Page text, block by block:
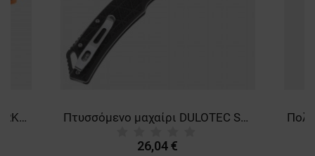
Φακός κεφαλής DULOTEC SPARK 700 Πτυσσόμενο μαχαίρι DULOTEC SRM 92О1-PL
26,04 €